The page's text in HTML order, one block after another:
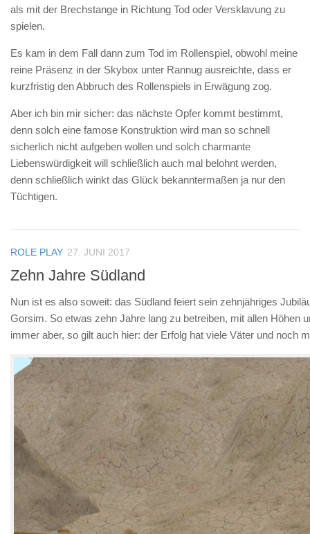
als mit der Brechstange in Richtung Tod oder Versklavung zu
spielen.
Es kam in dem Fall dann zum Tod im Rollenspiel, obwohl meine
reine Präsenz in der Skybox unter Rannug ausreichte, dass er
kurzfristig den Abbruch des Rollenspiels in Erwägung zog.
Aber ich bin mir sicher: das nächste Opfer kommt bestimmt,
denn solch eine famose Konstruktion wird man so schnell
sicherlich nicht aufgeben wollen und solch charmante
Liebenswürdigkeit will schließlich auch mal belohnt werden,
denn schließlich winkt das Glück bekanntermaßen ja nur den
Tüchtigen.
ROLE PLAY 27. JUNI 2017
Zehn Jahre Südland
Nun ist es also soweit: das Südland feiert sein zehnjähriges
Gorsim. So etwas zehn Jahre lang zu betreiben, mit allen Höhen
immer aber, so gilt auch hier: der Erfolg hat viele Väter und noch